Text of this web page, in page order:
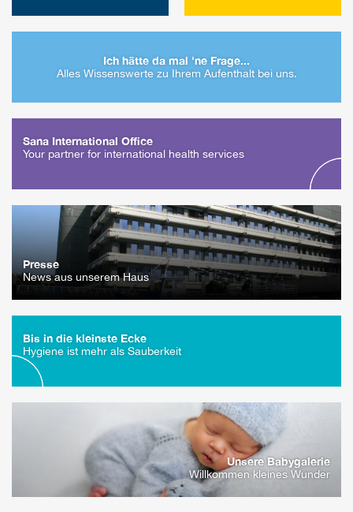
Ich hätte da mal 'ne Frage...
Alles Wissenswerte zu Ihrem Aufenthalt bei uns.
Sana International Office
Your partner for international health services
Presse
News aus unserem Haus
Bis in die kleinste Ecke
Hygiene ist mehr als Sauberkeit
Unsere Babygalerie
Willkommen kleines Wunder